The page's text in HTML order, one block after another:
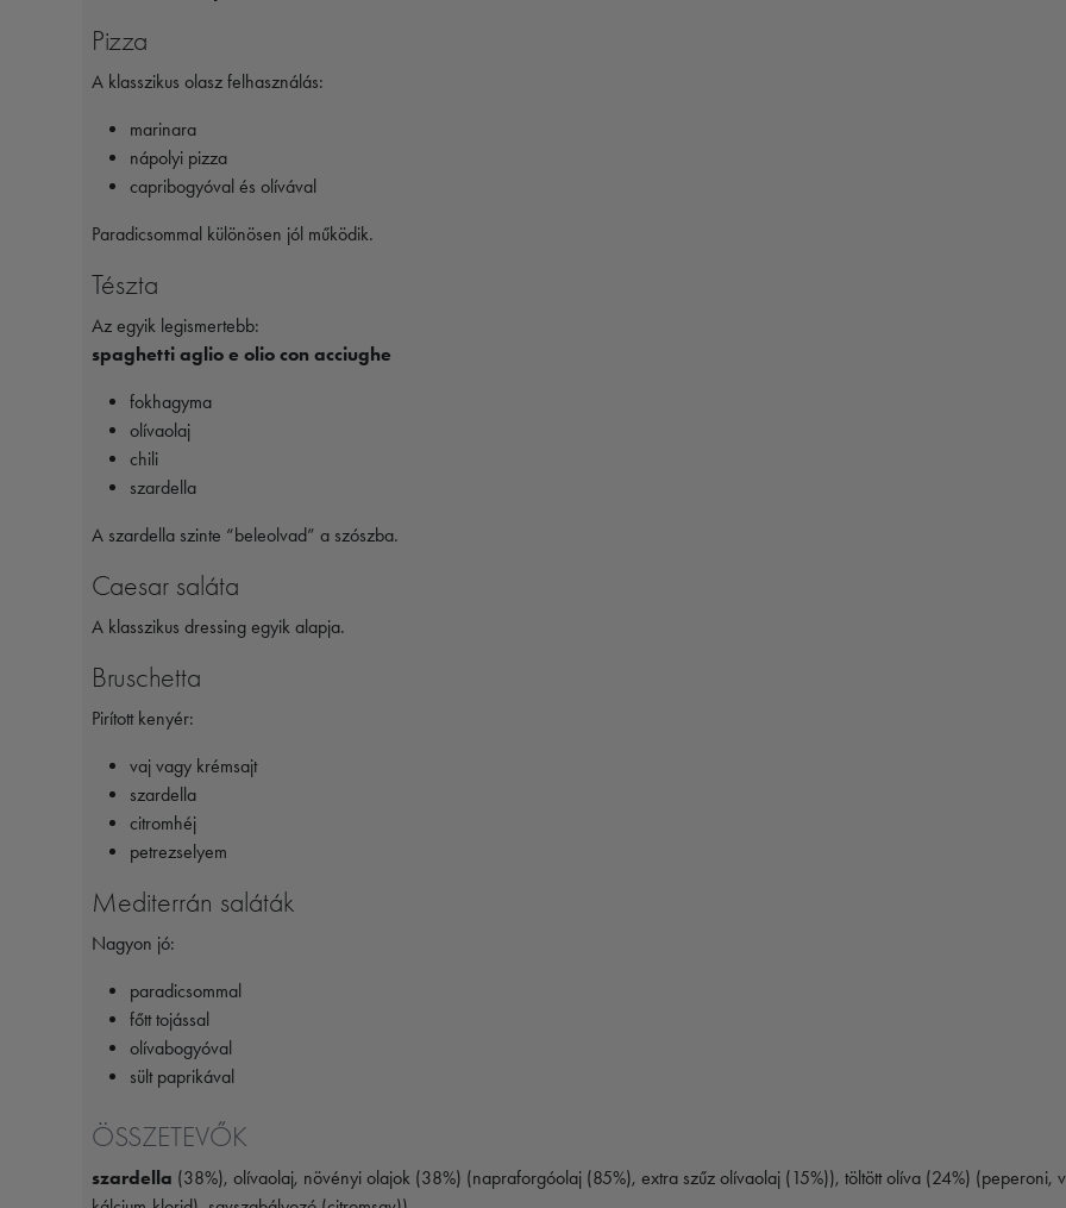
Pizza
A klasszikus olasz felhasználás:
marinara
nápolyi pizza
capribogyóval és olívával
Paradicsommal különösen jól működik.
Tészta
Az egyik legismertebb:
spaghetti aglio e olio con acciughe
fokhagyma
olívaolaj
chili
szardella
A szardella szinte “beleolvad” a szószba.
Caesar saláta
A klasszikus dressing egyik alapja.
Bruschetta
Pirított kenyér:
vaj vagy krémsajt
szardella
citromhéj
petrezselyem
Mediterrán saláták
Nagyon jó:
paradicsommal
főtt tojással
olívabogyóval
sült paprikával
ÖSSZETEVŐK
szardella (38%), olívaolaj, növényi olajok (38%) (napraforgóolaj (85%), extra szűz olívaolaj (15%)), töltött olíva (24%) (peperoni,